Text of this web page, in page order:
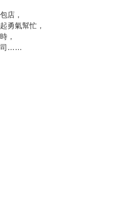
店，
勇氣幫忙，
，
司……